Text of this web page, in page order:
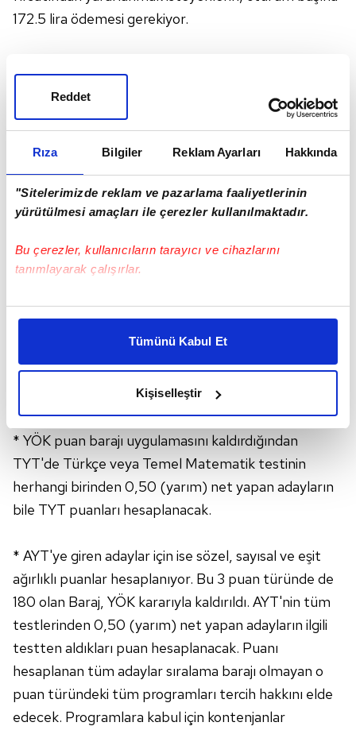
Rıza Bilgiler Reklam Ayarları Hakkında
"Sitelerimizde reklam ve pazarlama faaliyetlerinin
yürütülmesi amaçları ile çerezler kullanılmaktadır.
Bu çerezler, kullanıcıların tarayıcı ve cihazlarını
tanımlayarak çalışırlar.
Bu çerezlere izin vermeniz halinde sizlere özel
daha iyi reklam deneyimi yaşatabiliriz. Bunu yaparken
amacımızın size daha iyi bir reklam deneyimi sunmak
elimizden gelen çabayı gösterdiğimizi ve bu noktada,
kalemimiz olduğunu sizlere hatırlatmak isteriz.
Her halükârda, kullanıcılar, bu çerezlere izin vermedikleri
takdirde, kullanıcılara hedefli reklamlar
gösterilmeyecektir."
Sizlere daha iyi bir hizmet sunabilmek için İnternet
Sitemizde kendimize ve üçüncü kişilere ait çerezler
kullanılmaktadır. Bu çerezler vasıtasıyla çeşitli kişisel
verileriniz işlenmekte olup gerekli olan çerezler bilgi
toplumu hizmetlerinin sunulması amacıyla
kullanılmaktadır. Diğer çerezler, sitemizin daha işlevsel
kılınması ve kişiselleştirilmesi ve sizlere yönelik
reklam/pazarlama faaliyetlerinin yapılması, amaçlarıyla
Tümünü Kabul Et
Kişiselleştir
Reddet
172.5 lira ödemesi gerekiyor.
geç başvuru günlerinde
BARAJSIZ SINAV NASIL OLACAK
* YÖK puan barajı uygulamasını kaldırdığından
TYT'de Türkçe veya Temel Matematik testinin
herhangi birinden 0,50 (yarım) net yapan adayların
bile TYT puanları hesaplanacak.
* AYT'ye giren adaylar için ise sözel, sayısal ve eşit
ağırlıklı puanlar hesaplanıyor. Bu 3 puan türünde de
180 olan Baraj, YÖK kararıyla kaldırıldı. AYT'nin tüm
testlerinden 0,50 (yarım) net yapan adayların ilgili
testten aldıkları puan hesaplanacak. Puanı
hesaplanan tüm adaylar sıralama barajı olmayan o
puan türündeki tüm programları tercih hakkını elde
edecek. Programlara kabul için kontenjanlar